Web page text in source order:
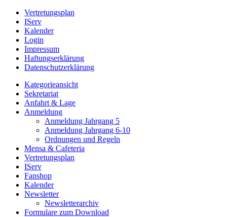
Vertretungsplan
IServ
Kalender
Login
Impressum
Haftungserklärung
Datenschutzerklärung
Kategorieansicht
Sekretariat
Anfahrt & Lage
Anmeldung
Anmeldung Jahrgang 5
Anmeldung Jahrgang 6-10
Ordnungen und Regeln
Mensa & Cafeteria
Vertretungsplan
IServ
Fanshop
Kalender
Newsletter
Newsletterarchiv
Formulare zum Download